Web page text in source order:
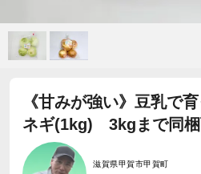
《甘みが強い》豆乳で
ネギ(1kg) 3kgまで同
滋賀県甲賀市甲賀町